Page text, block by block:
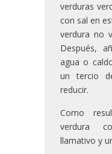
verduras
con sal en
verdura no
Después,
agua o
un tercio
reducir.
Como
verdura
llamativo y